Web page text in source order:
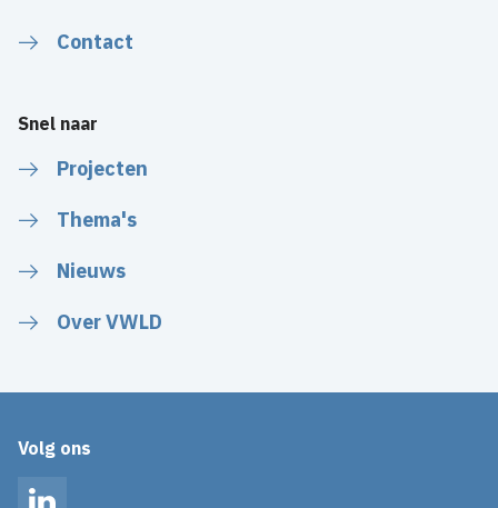
Contact
Snel naar
Projecten
Thema's
Nieuws
Over VWLD
Volg ons